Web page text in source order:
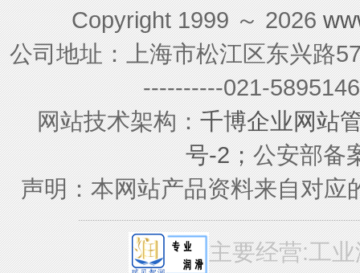
Copyright 1999 ～ 2026
公司地址：上海市松江区东兴路
----------021-
网站技术架构：千博企业网站
号-2；公安部备
声明：本网站产品资料来自对
主要经营:工